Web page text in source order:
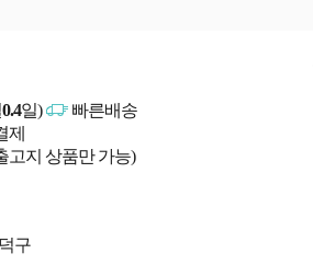
0.4일)
빠른배송
제
고지 상품만 가능)
구